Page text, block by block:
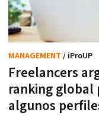
Freelancers
ranking global
algunos
MANAGEMENT / iProUP